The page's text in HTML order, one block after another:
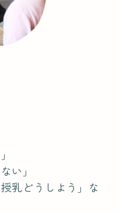
い」
乳どうしよう」な